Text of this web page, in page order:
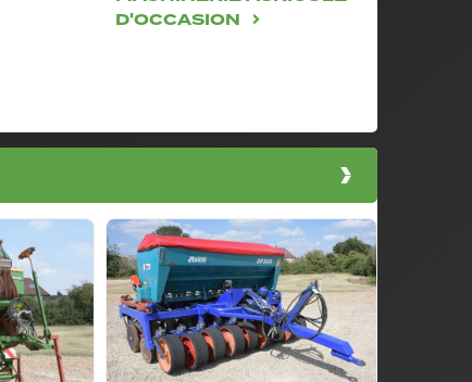
D'OCCASION